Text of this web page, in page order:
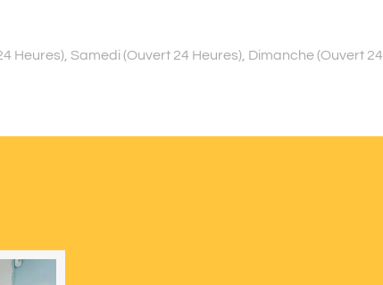
Heures), Samedi (Ouvert 24 Heures), Dimanche (Ouvert 24